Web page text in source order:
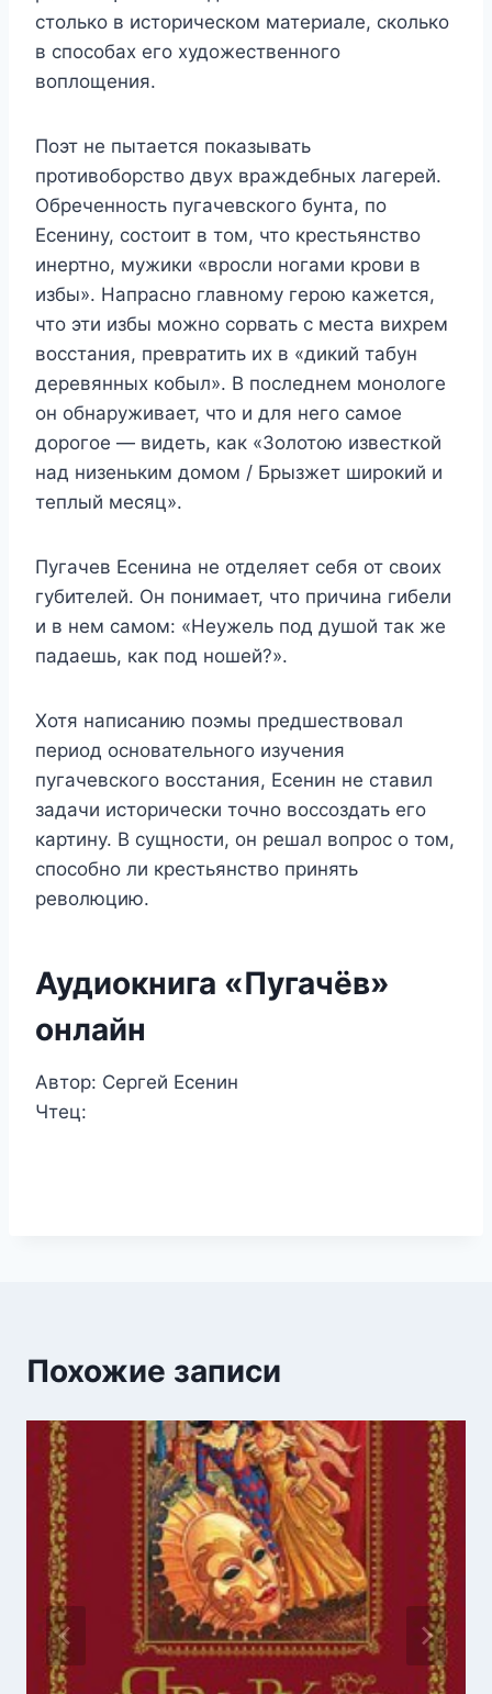
столько в историческом материале, сколько
в способах его художественного
воплощения.
Поэт не пытается показывать
противоборство двух враждебных лагерей.
Обреченность пугачевского бунта, по
Есенину, состоит в том, что крестьянство
инертно, мужики «вросли ногами крови в
избы». Напрасно главному герою кажется,
что эти избы можно сорвать с места вихрем
восстания, превратить их в «дикий табун
деревянных кобыл». В последнем монологе
он обнаруживает, что и для него самое
дорогое — видеть, как «Золотою известкой
над низеньким домом / Брызжет широкий и
теплый месяц».
Пугачев Есенина не отделяет себя от своих
губителей. Он понимает, что причина гибели
и в нем самом: «Неужель под душой так же
падаешь, как под ношей?».
Хотя написанию поэмы предшествовал
период основательного изучения
пугачевского восстания, Есенин не ставил
задачи исторически точно воссоздать его
картину. В сущности, он решал вопрос о том,
способно ли крестьянство принять
революцию.
Аудиокнига «Пугачёв»
онлайн
Автор: Сергей Есенин
Чтец:
Похожие записи